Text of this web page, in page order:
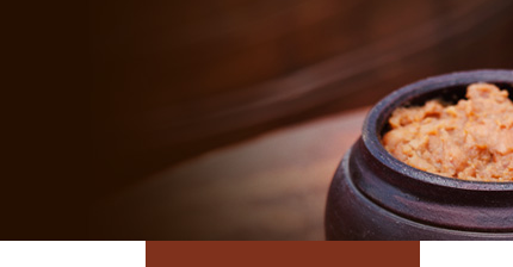
뒤웅박웹툰
찾아오시는길
학
자
열